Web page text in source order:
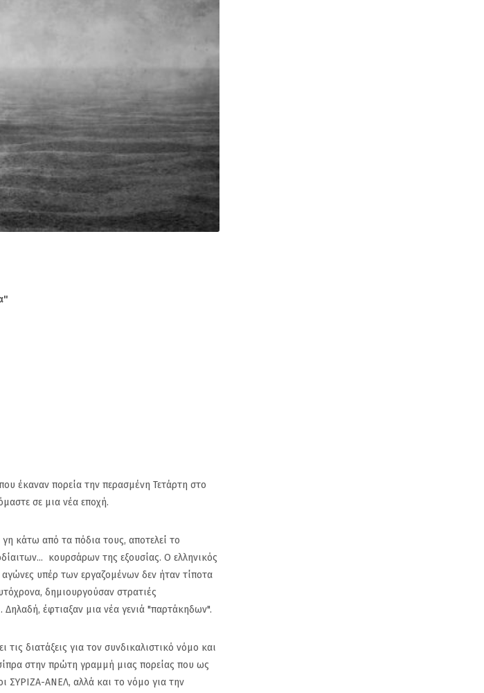
έκαναν πορεία την περασμένη Τετάρτη στο
σε μια νέα εποχή.
κάτω από τα πόδια τους, αποτελεί το
κουρσάρων της εξουσίας. Ο ελληνικός
αγώνες υπέρ των εργαζομένων δεν ήταν τίποτα
δημιουργούσαν στρατιές
Δηλαδή, έφτιαξαν μια νέα γενιά "παρτάκηδων".
διατάξεις για τον συνδικαλιστικό νόμο και
στην πρώτη γραμμή μιας πορείας που ως
ΣΥΡΙΖΑ-ΑΝΕΛ, αλλά και το νόμο για την